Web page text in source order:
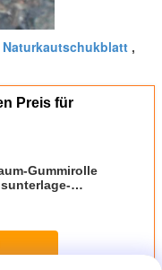
Naturkautschukblatt ,
Preis für
Gummirolle